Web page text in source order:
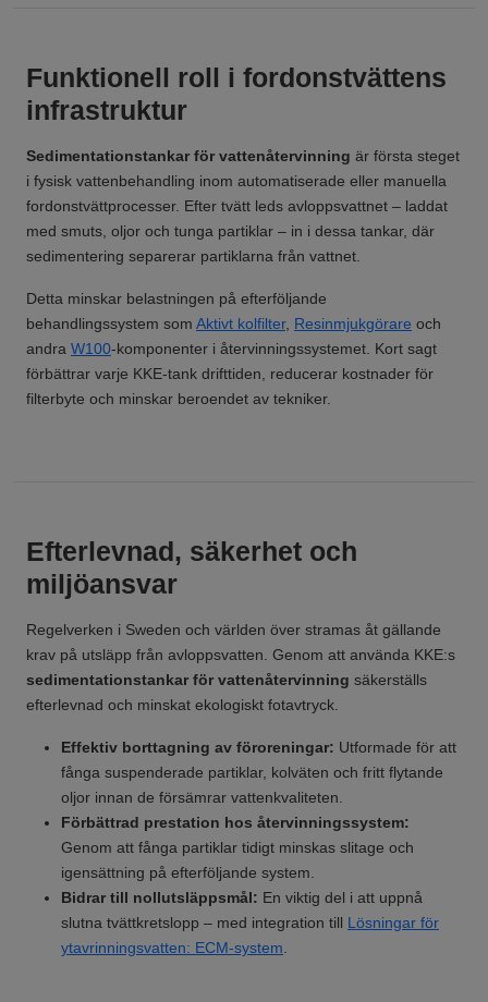
Funktionell roll i fordonstvättens
infrastruktur
Sedimentationstankar för vattenåtervinning är första steget
i fysisk vattenbehandling inom automatiserade eller manuella
fordonstvättprocesser. Efter tvätt leds avloppsvattnet – laddat
med smuts, oljor och tunga partiklar – in i dessa tankar, där
sedimentering separerar partiklarna från vattnet.
Detta minskar belastningen på efterföljande
behandlingssystem som Aktivt kolfilter, Resinmjukgörare och
andra W100-komponenter i återvinningssystemet. Kort sagt
förbättrar varje KKE-tank drifttiden, reducerar kostnader för
filterbyte och minskar beroendet av tekniker.
Efterlevnad, säkerhet och
miljöansvar
Regelverken i Sweden och världen över stramas åt gällande
krav på utsläpp från avloppsvatten. Genom att använda KKE:s
sedimentationstankar för vattenåtervinning säkerställs
efterlevnad och minskat ekologiskt fotavtryck.
Effektiv borttagning av föroreningar: Utformade för att
fånga suspenderade partiklar, kolväten och fritt flytande
oljor innan de försämrar vattenkvaliteten.
Förbättrad prestation hos återvinningssystem:
Genom att fånga partiklar tidigt minskas slitage och
igensättning på efterföljande system.
Bidrar till nollutsläppsmål: En viktig del i att uppnå
slutna tvättkretslopp – med integration till Lösningar för
ytavrinningsvatten: ECM-system